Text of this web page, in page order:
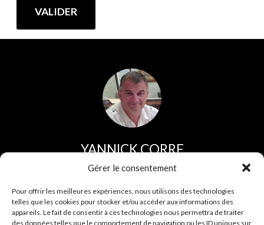
Gérer le consentement
Pour offrir les meilleures expériences, nous utilisons des technologies
telles que les cookies pour stocker et/ou accéder aux informations des
appareils. Le fait de consentir à ces technologies nous permettra de traiter
des données telles que le comportement de navigation ou les ID uniques sur
YANNICK CORRE
Direction et service commercial
Fax :02 96 43 35 75